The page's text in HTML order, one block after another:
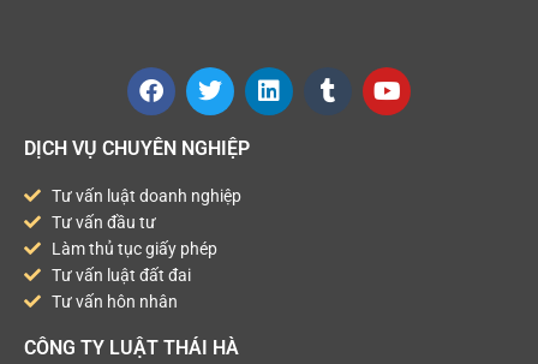
DỊCH VỤ CHUYÊN NGHIỆP
Tư vấn luật doanh nghiệp
Tư vấn đầu tư
Làm thủ tục giấy phép
Tư vấn luật đất đai
Tư vấn hôn nhân
CÔNG TY LUẬT THÁI HÀ